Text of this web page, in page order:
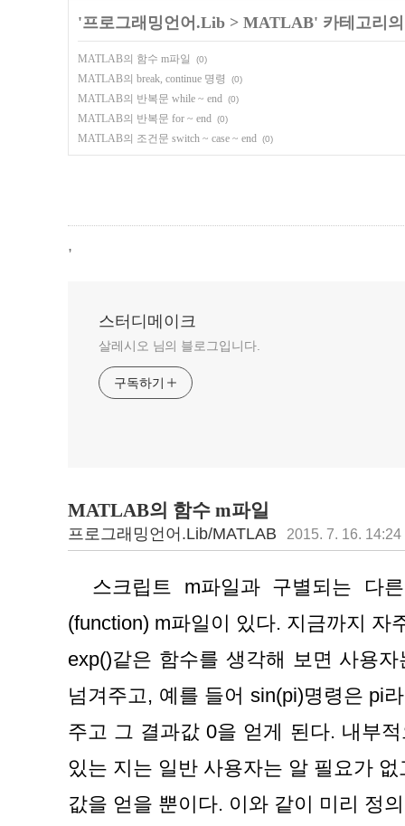
'프로그래밍언어.Lib > MATLAB' 카테고리
MATLAB의 함수 m파일 (0)
MATLAB의 break, continue 명령 (0)
MATLAB의 반복문 while ~ end (0)
MATLAB의 반복문 for ~ end (0)
MATLAB의 조건문 switch ~ case ~ end (0)
,
스터디메이크
살레시오 님의 블로그입니다.
구독하기
MATLAB의 함수 m파일
프로그래밍언어.Lib/MATLAB 2015. 7. 16. 14:24
(function) m파일이 있다. 지금까지 자
exp()같은 함수를 생각해 보면 사용
넘겨주고, 예를 들어 sin(pi)명령은 pi
주고 그 결과값 0을 얻게 된다. 내부
있는 지는 일반 사용자는 알 필요가
값을 얻을 뿐이다. 이와 같이 미리 정